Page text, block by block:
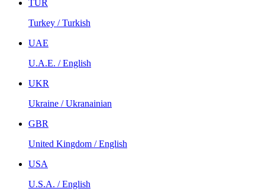
TUR
Turkey / Turkish
UAE
U.A.E. / English
UKR
Ukraine / Ukranainian
GBR
United Kingdom / English
USA
U.S.A. / English